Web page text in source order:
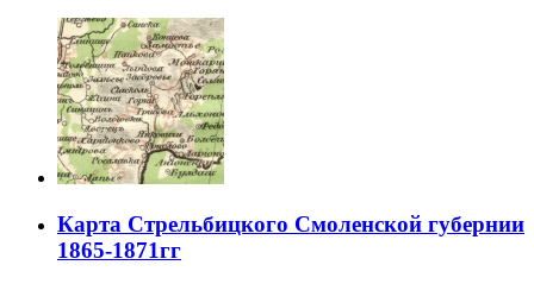
Карта Стрельбицкого Смоленской губернии
1865-1871гг